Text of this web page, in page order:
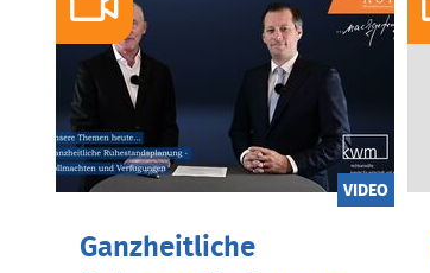
VIDEO
Ganzheitliche